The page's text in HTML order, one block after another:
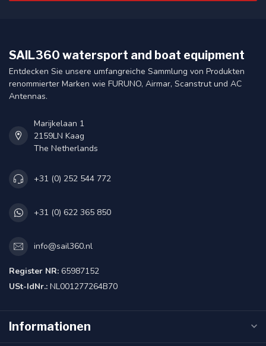
SAIL360 watersport and boat equipment
Entdecken Sie unsere umfangreiche Sammlung von Produkten
renommierter Marken wie FURUNO, Airmar, Scanstrut und AC
Antennas.
Marijkelaan 1
2159LN Kaag
The Netherlands
+31 (0) 252 544 772
+31 (0) 622 365 850
info@sail360.nl
Register NR: 65987152
USt-IdNr.: NL001277264B70
Informationen